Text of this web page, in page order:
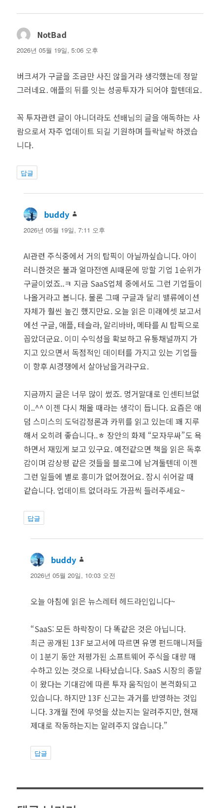
NotBad
글:
2026년 05월 19일, 5:06 오후
버크셔가 구글을 조금만 사진 않을거라 생각했는데 정말
그러네요. 애플의 뒤를 잇는 성공투자가 되어야 할텐데요.
꼭 투자관련 글이 아니더라도 선배님의 글을 애독하는 사
람으로서 자주 업데이트 되길 기원하며 들락날락 하겠습
니다.
답글
buddy
글:
2026년 05월 19일, 7:11 오후
AI관련 주식중에서 거의 탑픽이 아닐까싶습니다. 아이
러니한것은 불과 얼마전엔 AI때문에 망할 기업 1순위가
구글이었죠..ㅋ 지금 SaaS업체 중에서도 그런 기업들이
나올거라고 봅니다. 물론 그때 구글과 달리 밸류에이션
자체가 훨씬 높긴 했지만요. 오늘 읽은 미래에셋 보고서
에선 구글, 애플, 테슬라, 알리바바, 메타를 AI 탑픽으로
꼽았더군요. 이미 수익성을 확보하고 유통채널까지 가
지고 있으면서 독점적인 데이터를 가지고 있는 기업들
이 향후 AI경쟁에서 살아남을거라구요.
지금까지 글은 너무 많이 썼죠. 멍거말대로 인센티브없
이..^^ 이젠 다시 채울 때라는 생각이 듭니다. 요즘은 애
덤 스미스의 도덕감정론과 카뮈를 읽고 있는데 꽤 지루
해서 오히려 좋습니다..ㅎ 장안의 화제 “모자무싸”도 욕
하면서 재밌게 보고 있구요. 예전같으면 책을 읽은 독후
감이며 감상평 같은 것들을 블로그에 남겨둘텐데 이젠
그런 일들에 별로 흥미가 없어졌어요. 잠시 쉬어갈 때
같습니다. 업데이트 없더라도 가끔씩 들러주세요~
답글
buddy
글:
2026년 05월 20일, 10:03 오전
오늘 아침에 읽은 뉴스레터 헤드라인입니다~
“SaaS: 모든 하락장이 다 똑같은 것은 아닙니다.
최근 공개된 13F 보고서에 따르면 유명 펀드매니저들
이 1분기 동안 저평가된 소프트웨어 주식을 대량 매
수하고 있는 것으로 나타났습니다. SaaS 시장의 종말
이 왔다는 기대감에 따른 투자 움직임이 본격화되고
있습니다. 하지만 13F 신고는 과거를 반영하는 것입
니다. 3개월 전에 무엇을 샀는지는 알려주지만, 현재
제대로 작동하는지는 알려주지 않습니다.”
답글